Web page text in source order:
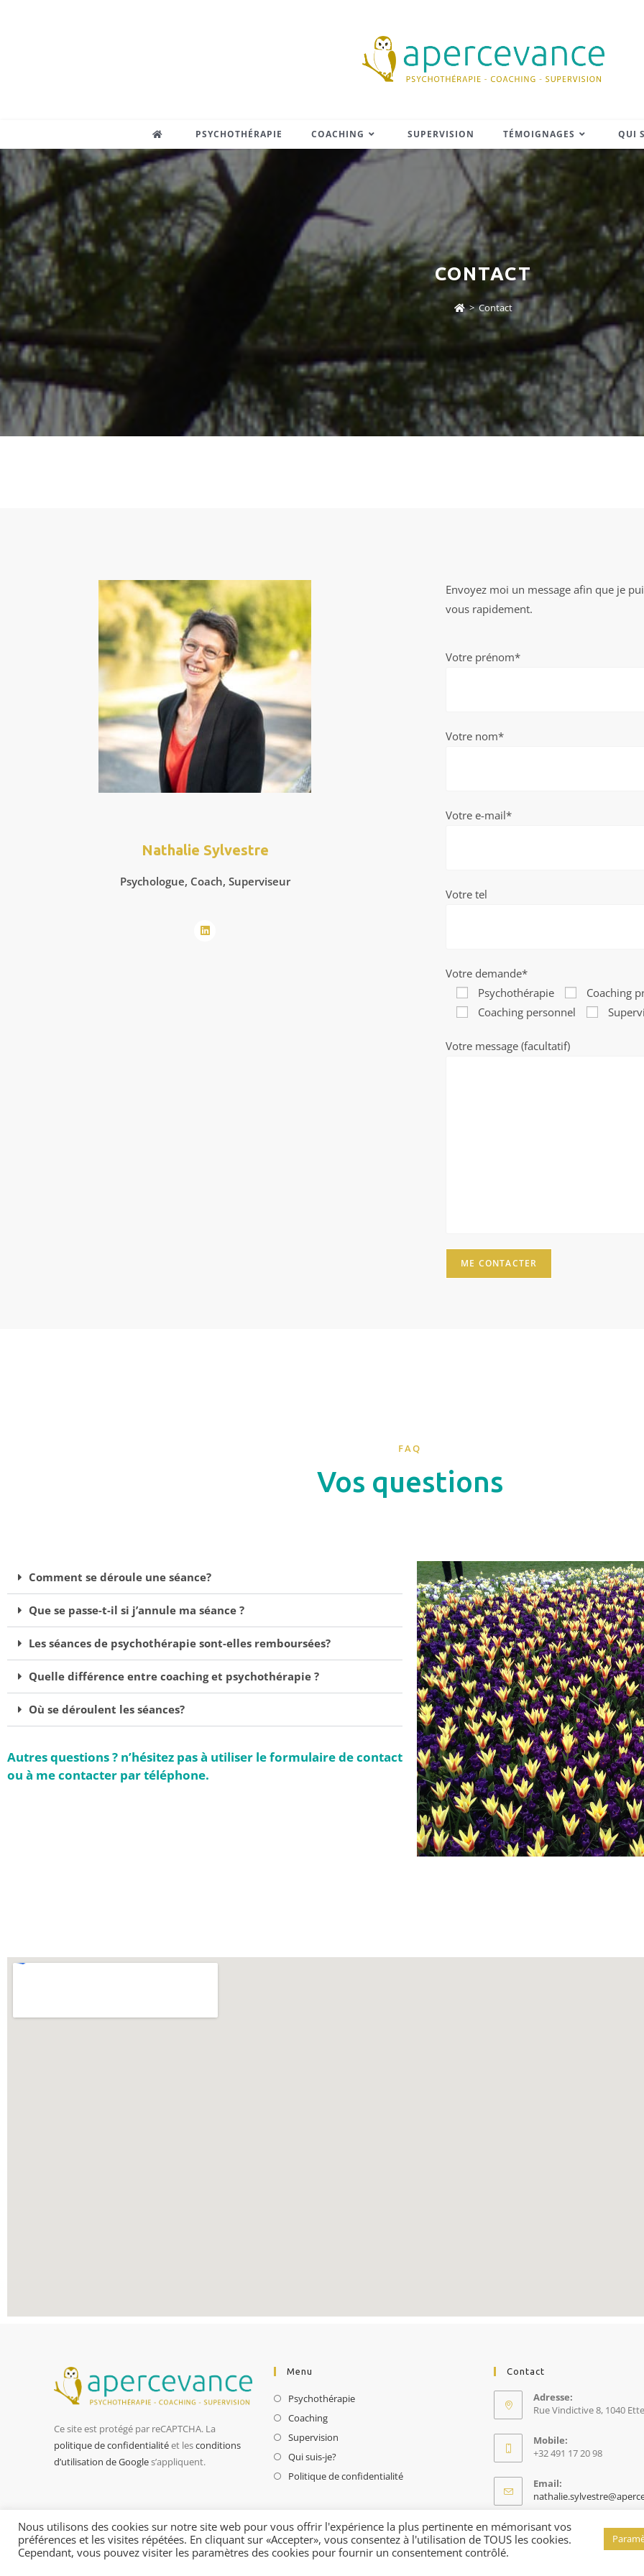
PSYCHOTHÉRAPIE COACHING SUPERVISION TÉMOIGNAGES QUI
CONTACT
> Contact
Nathalie Sylvestre
Psychologue, Coach, Superviseur
Envoyez moi un message afin que je
vous rapidement.
Votre prénom*
Votre nom*
Votre e-mail*
Votre tel
Votre demande*
Psychothérapie
Coaching
Coaching personnel
Votre message (facultatif)
FAQ
Vos questions
Comment se déroule une séance?
Que se passe-t-il si j’annule ma séance ?
Les séances de psychothérapie sont-elles remboursées?
Quelle différence entre coaching et psychothérapie ?
Où se déroulent les séances?
Autres questions ? n’hésitez pas à utiliser le formulaire de contact
ou à me contacter par téléphone.
Ce site est protégé par reCAPTCHA. La
politique de confidentialitéet lesconditions
d’utilisation de Googles’appliquent.
Menu
Psychothérapie
Coaching
Supervision
Qui suis-je?
Politique de confidentialité
Contact
Adresse:
Rue Vindictive 8, 1040
Mobile:
+32 491 17 20 98
Email:
Nous utilisons des cookies sur notre site web pour vous offrir l'expérience la plus pertinente en mémorisant vos
préférences et les visites répétées. En cliquant sur «Accepter», vous consentez à l'utilisation de TOUS les cookies.
Cependant, vous pouvez visiter les paramètres des cookies pour fournir un consentement contrôlé.